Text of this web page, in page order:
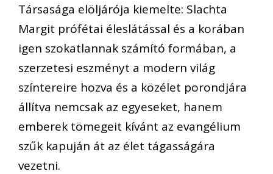
Társasága elöljárója kiemelte: Slachta
Margit prófétai éleslátással és a korában
igen szokatlannak számító formában, a
szerzetesi eszményt a modern világ
színtereire hozva és a közélet porondjára
állítva nemcsak az egyeseket, hanem
emberek tömegeit kívánt az evangélium
szűk kapuján át az élet tágasságára
vezetni.